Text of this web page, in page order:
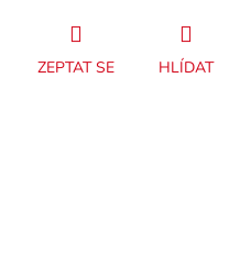
ZEPTAT SE HLÍDAT